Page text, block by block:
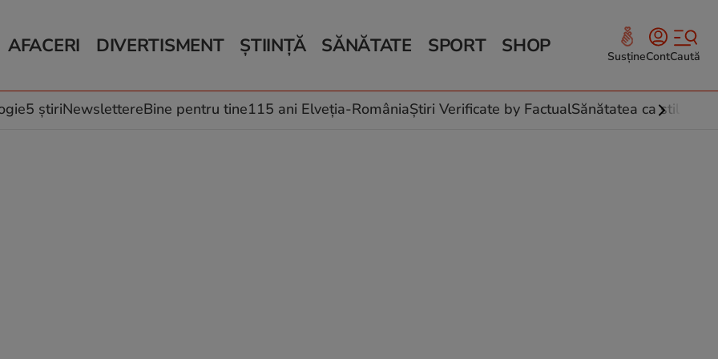
AFACERI
Auto
Locuri de muncă
DIVERTISMENT
Horoscop
Muzică și Filme
ȘTIINȚĂ
Schimbări climatice
SĂNĂTATE
Relații
Rețete culinare
SPORT SHOP SusțineContCaută
5 știriNewslettereBine pentru tine115 ani Elveția-RomâniaȘtiri Verificate by FactualSănătatea ca stil de